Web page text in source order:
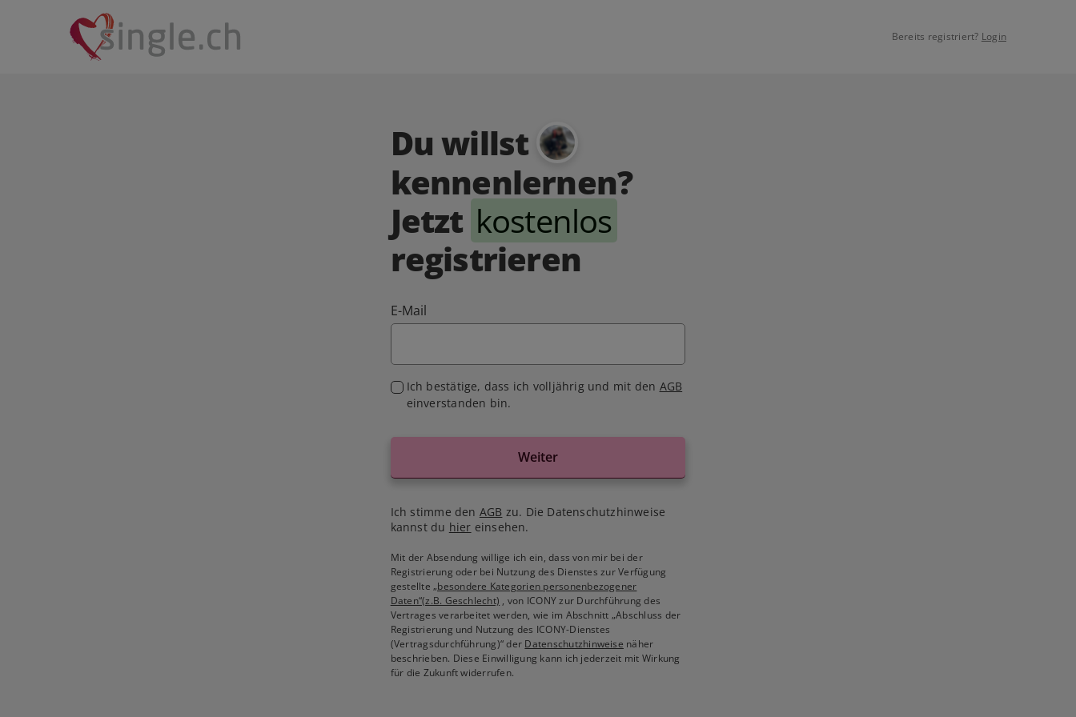
Bereits registriert? Login
Du willst
kennenlernen?
Jetzt kostenlos
registrieren
E-Mail
Ich bestätige, dass ich volljährig und mit den AGB
einverstanden bin.
Weiter
Ich stimme den AGB zu. Die Datenschutzhinweise
kannst du hier einsehen.
Mit der Absendung willige ich ein, dass von mir bei der
Registrierung oder bei Nutzung des Dienstes zur Verfügung
gestellte„besondere Kategorien personenbezogener
Daten“(z.B. Geschlecht) , von ICONY zur Durchführung des
Vertrages verarbeitet werden, wie im Abschnitt „Abschluss der
Registrierung und Nutzung des ICONY-Dienstes
(Vertragsdurchführung)“ der Datenschutzhinweise näher
beschrieben. Diese Einwilligung kann ich jederzeit mit Wirkung
für die Zukunft widerrufen.